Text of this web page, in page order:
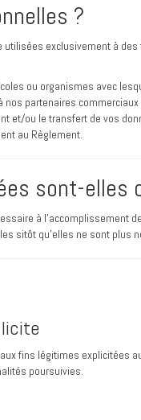
?
exclusivement à
ou organismes avec
partenaires
et/ou le transfert de vos
au Règlement.
sont-elles
à
sitôt qu'elles ne sont plus
fins légitimes explicitées
poursuivies.